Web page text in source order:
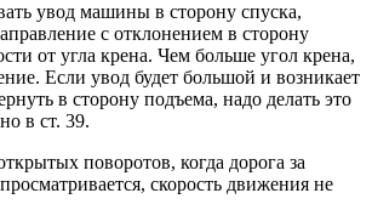
увод машины в сторону спуска,
с отклонением в сторону
от угла крена. Чем больше угол крена,
Если увод будет большой и возникает
в сторону подъема, надо делать это
в ст. 39.
поворотов, когда дорога за
скорость движения не